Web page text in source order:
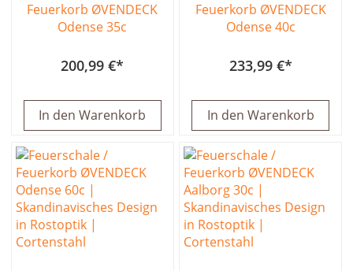
Feuerkorb ØVENDECK
Odense 35c
200,99 €
In den Warenkorb
Feuerkorb ØVENDECK
Odense 40c
233,99 €
In den Warenkorb